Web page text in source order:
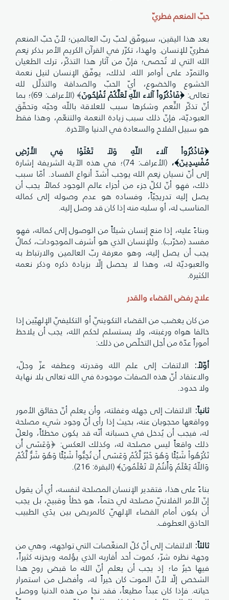
حبّ المنعم فطريّ
بعد هذا اليقين، سيوفّق لحبّ ربّ العالمين؛ لأنّ حبّ المنعم
فطريّ للإنسان. ولهذا، تكرّر في القرآن الكريم الأمر بذكر نِعم
الله التي لا تُحصى؛ فإنّ من آثار هذا التذكّر، ترك الطغيان
والتمرّد على أوامر الله. لذلك، يوفّق الإنسان لنيل نعمة
الخشوع والخضوع، أيّ الحبّ والصداقة والتذلّل لله
تعالى: ﴿فَاذْكُرُواْ آلاء اللّهِ لَعَلَّكُمْ تُفْلِحُونَ
﴾ (الأعراف: 69)؛ بما
أنّ تذكّر النِّعم وشكرها سبب للعلاقة باللّه وحبّه وتحقّق
العبوديّة، فإنّ ذلك سبب زيادة النعمة والتنعّم، وهذا فقط
هو سبيل الفلاح والسعادة في الدنيا والآخرة.
﴿فَاذْكُرُواْ آلاء اللّهِ وَلاَ تَعْثَوْا فِي الأَرْضِ
مُفْسِدِينَ﴾،
(الأعراف: 74)؛ في هذه الآية الشريفة إشارة
إلى أنّ نسيان نِعم الله يوجب أشدّ أنواع الفساد. أمّا سبب
ذلك، فهو أنّ لكلّ جزء من أجزاء عالم الوجود كمالاً يجب أن
يصل إليه تدريجيّاً، وفساده هو عدم وصوله إلى كماله
المناسب له، أو سلبه منه إذا كان قد وصل إليه.
وبناءً عليه، إذا منع إنسان شيئاً من الوصول إلى كماله، فهو
مفسد (مخرّب). وللإنسان الذي هو أشرف الموجودات، كمالٌ
يجب أن يصل إليه، وهو معرفة ربّ العالمين والارتباط به
والعبوديّة له، وهذا لا يحصل إلّا بزيادة ذكره وذكر نعمه
الكثيرة.
علاج رفض القضاء والقدر
من كان يغضب من القضاء التكوينيّ أو التكليفيّ الإلهيّين إذا
خالفا هواه ورغبته، ولا يستسلم لحكم الله، يجب أن يلاحظ
أموراً عدّة من أجل التخلّص من ذلك:
أوّلاً: الالتفات إلى علم الله وقدرته وعطفه عزّ وجلّ،
والاعتقاد أنّ هذه الصفات موجودة في الله تعالى بلا نهاية
ولا حدود.
ثانياً: الالتفات إلى جهله وغفلته، وأن يعلم أنّ حقائق الأمور
وواقعها محجوبان عنه، بحيث إذا رأى أنّ وجود شيء مصلحة
له، فيجب أن يُدخل في حسبانه أنّه قد يكون مخطئاً، ولعلّ
ذلك واقعاً ليس مصلحة له، وكذلك العكس: ﴿وَعَسَى أَن
تَكْرَهُواْ شَيْئًا وَهُوَ خَيْرٌ لَّكُمْ وَعَسَى أَن تُحِبُّواْ شَيْئًا وَهُوَ شَرٌّ لَّكُمْ
وَاللّهُ يَعْلَمُ وَأَنتُمْ لاَ تَعْلَمُونَ﴾ (البقرة: 216).
بناءً على هذا، فتقدير الإنسان المصلحة لنفسه، أي أن يقول
إنّ الأمر الفلانيّ مصلحة لي حتماً، هو خطأ وقبيح، بل يجب
أن يكون أمام القضاء الإلهيّ كالمريض بين يدَي الطبيب
الحاذق العطوف.
ثالثاً: الالتفات إلى أنّ كلّ المنغّصات التي تواجهه، وهي من
وجهة نظره شرّ، كموت أحد أقاربه الذي يؤلمه ويحزنه كثيراً،
فيها خيرٌ ما؛ إذ يجب أن يعلم أنّ الله ما قبض روح هذا
الشخص إلّا لأنّ الموت كان خيراً له، وأفضل من استمرار
حياته. فإذا كان عبداً مطيعاً، فقد نجا من هذه الدنيا ووصل